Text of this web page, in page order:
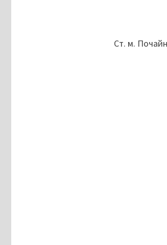
Ст. м.